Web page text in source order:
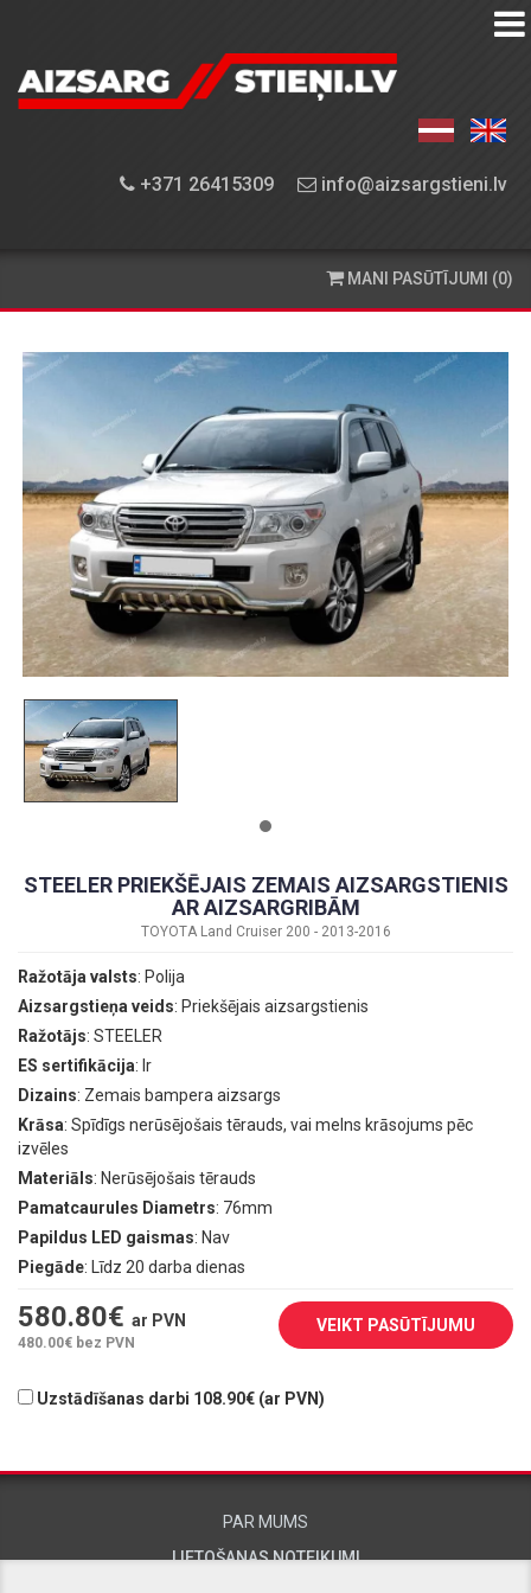
+371 26415309 info@aizsargstieni.lv
AIZSARGSTIEŅU
APRĪKOJUMA
PIEGĀDE
KONTAKTINFORMĀCIJA
MANI PASŪTĪJUMI (0)
STEELER PRIEKŠĒJAIS ZEMAIS AIZSARGSTIENIS
AR AIZSARGRIBĀM
TOYOTA Land Cruiser 200 - 2013-2016
Ražotāja valsts: Polija
Aizsargstieņa veids: Priekšējais aizsargstienis
Ražotājs: STEELER
ES sertifikācija: Ir
Dizains: Zemais bampera aizsargs
Krāsa: Spīdīgs nerūsējošais tērauds, vai melns krāsojums pēc
izvēles
Materiāls: Nerūsējošais tērauds
Pamatcaurules Diametrs: 76mm
Papildus LED gaismas: Nav
Piegāde: Līdz 20 darba dienas
580.80€ ar PVN
480.00€ bez PVN
VEIKT PASŪTĪJUMU
Uzstādīšanas darbi 108.90€ (ar PVN)
PAR MUMS
LIETOŠANAS NOTEIKUMI